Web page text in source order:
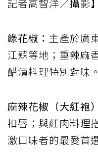
記者高智洋／攝影】
綠花椒： 主產於廣
江蘇等地；重辣麻
醋漬料理特別對味。
麻辣花椒（大紅袍
扣唇；與紅肉料理
激口味者的最愛首